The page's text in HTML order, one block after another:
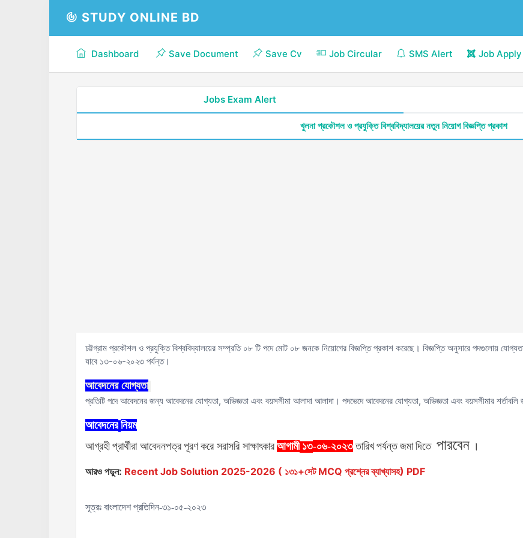
STUDY ONLINE BD
Dashboard Save Document Save Cv Job Circular SMS Alert Job Apply
Jobs Exam Alert
খুলনা প্রকৌশল ও প্রযুক্তি বিশ্ববিদ্যালয়ের নতুন নিয়োগ বিজ্ঞপ্তি প্রকাশ
চট্টগ্রাম প্রকৌশল ও প্রযুক্তি বিশ্ববিদ্যালয়ের সম্প্রতি ০৮ টি পদে মোট ০৮ জনকে নিয়োগের বিজ্ঞপ্তি প্রকাশ করেছে। বিজ্ঞপ্তি অনুসারে পদগুলোয়
যাবে ১৩-০৬-২০২৩ পর্যন্ত।
আবেদনের যোগ্যতা
প্রতিটি পদে আবেদনের জন্য আবেদনের যোগ্যতা, অভিজ্ঞতা এবং বয়সসীমা আলাদা আলাদা। পদভেদে আবেদনের যোগ্যতা, অভিজ্ঞতা এবং বয়সসীমার শর্তাবলি
আবেদনের নিয়ম
আগ্রহী প্রার্থীরা আবেদনপত্র পূরণ করে সরাসরি সাক্ষাৎকার আগামী১৩-০৬-২০২৩ তারিখ পর্যন্ত জমা দিতে পারবেন ।
আরও পড়ুন: Recent Job Solution 2025-2026 ( ১৩১+সেট MCQ প্রশ্নের ব্যাখ্যাসহ) PDF
সূত্রঃ বাংলাদেশ প্রতিদিন-৩১-০৫-২০২৩